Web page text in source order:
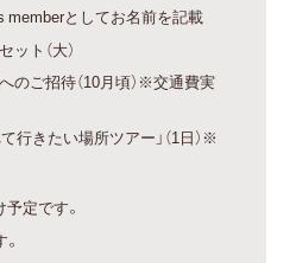
memberとしてお名前を記載
ト（大）
のご招待（10月頃）※交通費実
行きたい場所ツアー」（1日）※
定です。